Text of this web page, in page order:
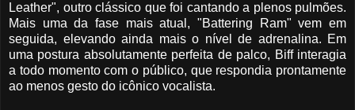
Leather", outro clássico que foi cantando a plenos pulmões.
Mais uma da fase mais atual, "Battering Ram" vem em
seguida, elevando ainda mais o nível de adrenalina. Em
uma postura absolutamente perfeita de palco, Biff interagia
a todo momento com o público, que respondia prontamente
ao menos gesto do icônico vocalista.